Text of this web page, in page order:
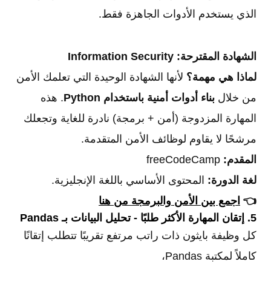
الذي يستخدم الأدوات الجاهزة فقط.
الشهادة المقترحة: Information Security
لماذا هي مهمة؟ لأنها الشهادة الوحيدة التي تعلمك الأمن
من خلال بناء أدوات أمنية باستخدام Python
. هذه
المهارة المزدوجة (أمن + برمجة) نادرة للغاية وتجعلك
مرشحًا لا يقاوم لوظائف الأمن المتقدمة.
المقدم:
لغة الدورة: المحتوى الأساسي باللغة الإنجليزية.
👈 اجمع بين الأمن والبرمجة من هنا
5. إتقان المهارة الأكثر طلبًا - تحليل البيانات بـ Pandas
كل وظيفة بايثون ذات راتب مرتفع تقريبًا تتطلب إتقانًا
كاملاً لمكتبة Pandas،